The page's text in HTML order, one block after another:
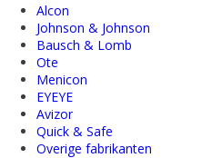
Alcon
Johnson & Johnson
Bausch & Lomb
Ote
Menicon
EYEYE
Avizor
Quick & Safe
Overige fabrikanten